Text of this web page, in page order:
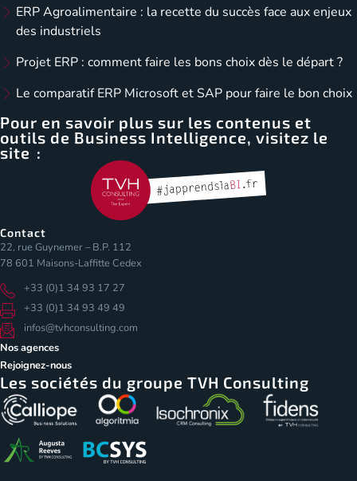
ERP Agroalimentaire : la recette du succès face aux enjeux
des industriels
Projet ERP : comment faire les bons choix dès le départ ?
Le comparatif ERP Microsoft et SAP pour faire le bon choix
Pour en savoir plus sur les contenus et
outils de Business Intelligence, visitez le
site :
Contact
22, rue Guynemer – B.P. 112
78 601 Maisons-Laffitte Cedex
+33 (0)1 34 93 17 27
+33 (0)1 34 93 49 49
infos@tvhconsulting.com
Nos agences
Rejoignez-nous
Les sociétés du groupe TVH Consulting
Cookies